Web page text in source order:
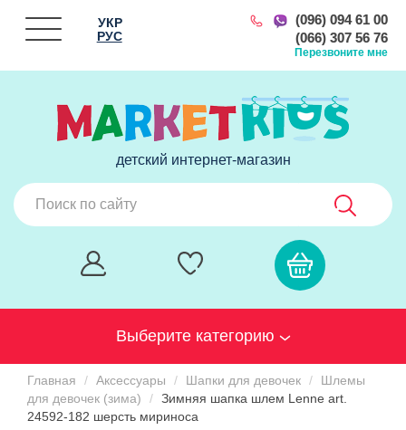
(096) 094 61 00
(066) 307 56 76
Перезвоните мне
УКР
РУС
детский интернет-магазин
Выберите категорию
Главная Аксессуары Шапки для девочек
Шлемы
для девочек (зима)
Зимняя шапка шлем Lenne art.
24592-182 шерсть мириноса